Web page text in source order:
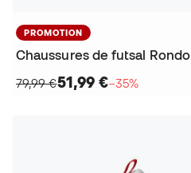
PROMOTION
Chaussures de futsal Rondo
79,99 €51,99 €−35%